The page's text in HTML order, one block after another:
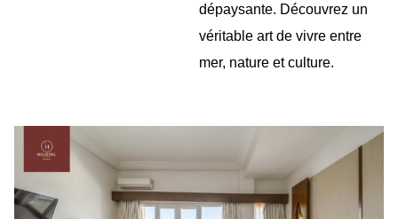
dépaysante. Découvrez un
véritable art de vivre entre
mer, nature et culture.